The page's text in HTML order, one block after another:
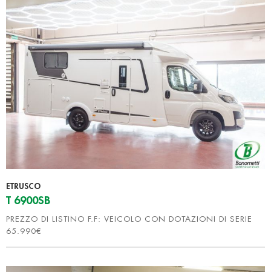
ETRUSCO
T 6900SB
PREZZO DI LISTINO F.F: VEICOLO CON DOTAZIONI DI SERIE
65.990€